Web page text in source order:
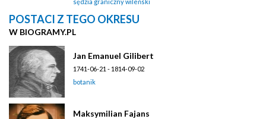
POSTACI Z TEGO OKRESU
W BIOGRAMY.PL
Jan Emanuel Gilibert
1741-06-21 - 1814-09-02
botanik
Maksymilian Fajans